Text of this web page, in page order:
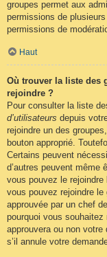
groupes permet aux
permissions de
permissions de
Haut
Où trouver la liste des
rejoindre ?
Pour consulter la liste
d’utilisateurs depuis
rejoindre un des
bouton approprié.
Certains peuvent
d’autres peuvent même
vous pouvez le
vous pouvez rejoindre le
approuvée par un chef
pourquoi vous souhaitez
approuvera ou non votre
s’il annule votre